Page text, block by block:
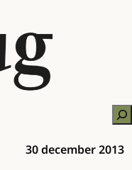
30 december 2013